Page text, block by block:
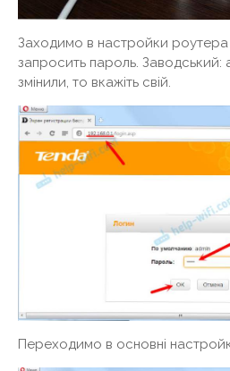
Заходимо в настройки роутера
запросить пароль.
змінили, то вкажіть свій.
Переходимо в основні